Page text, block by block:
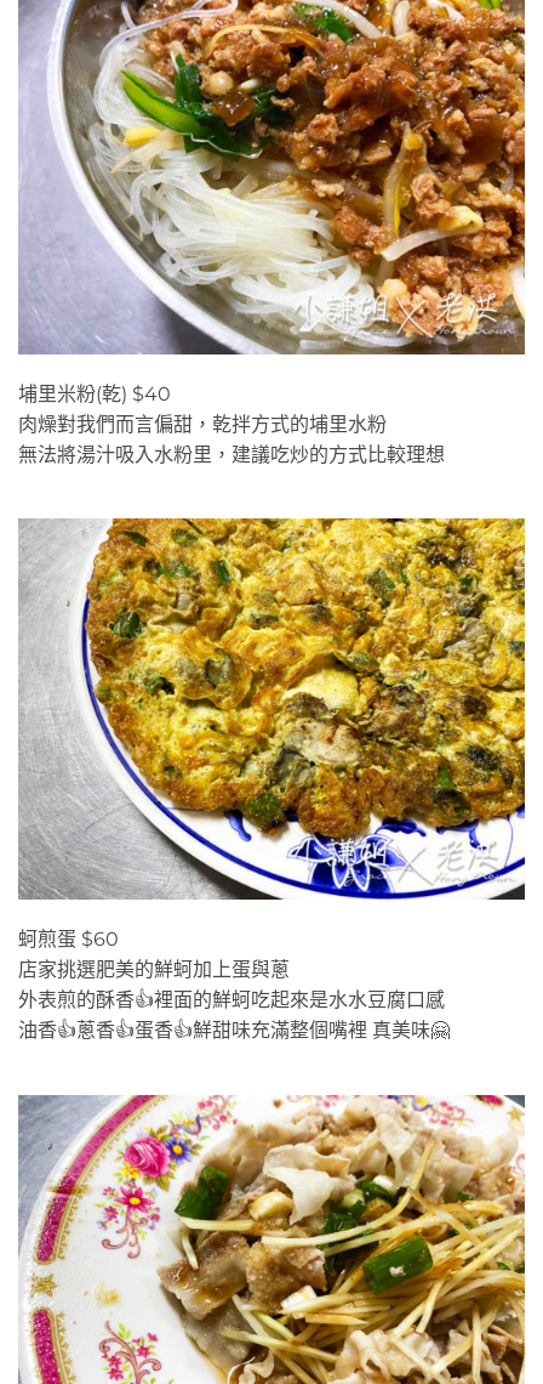
埔里米粉(乾) $40
肉燥對我們而言偏甜，乾拌方式的埔里水粉
無法將湯汁吸入水粉里，建議吃炒的方式比較理想
蚵煎蛋 $60
店家挑選肥美的鮮蚵加上蛋與蔥
外表煎的酥香👍裡面的鮮蚵吃起來是水水豆腐口感
油香👍蔥香👍蛋香👍鮮甜味充滿整個嘴裡 真美味🤗